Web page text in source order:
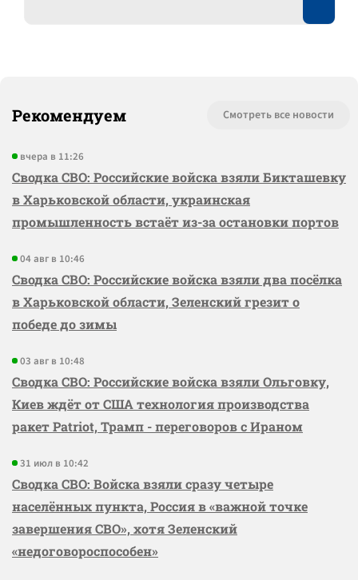
Рекомендуем Смотреть все новости
вчера в 11:26
Сводка СВО: Российские войска взяли Бикташевку
в Харьковской области, украинская
промышленность встаёт из-за остановки портов
04 авг в 10:46
Сводка СВО: Российские войска взяли два посёлка
в Харьковской области, Зеленский грезит о
победе до зимы
03 авг в 10:48
Сводка СВО: Российские войска взяли Ольговку,
Киев ждёт от США технология производства
ракет Patriot, Трамп - переговоров с Ираном
31 июл в 10:42
Сводка СВО: Войска взяли сразу четыре
населённых пункта, Россия в «важной точке
завершения СВО», хотя Зеленский
«недоговороспособен»